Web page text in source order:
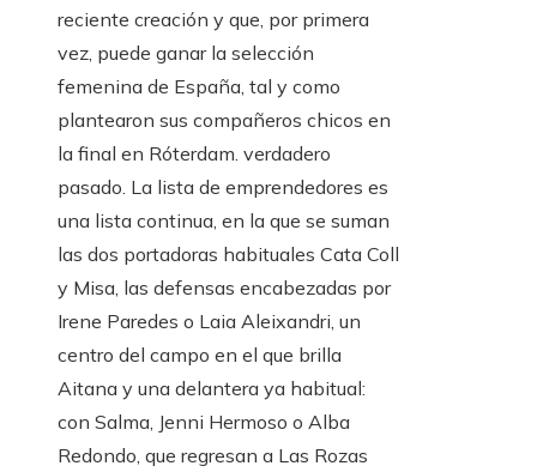
reciente creación y que, por primera
vez, puede ganar la selección
femenina de España, tal y como
plantearon sus compañeros chicos en
la final en Róterdam. verdadero
pasado. La lista de emprendedores es
una lista continua, en la que se suman
las dos portadoras habituales Cata Coll
y Misa, las defensas encabezadas por
Irene Paredes o Laia Aleixandri, un
centro del campo en el que brilla
Aitana y una delantera ya habitual:
con Salma, Jenni Hermoso o Alba
Redondo, que regresan a Las Rozas